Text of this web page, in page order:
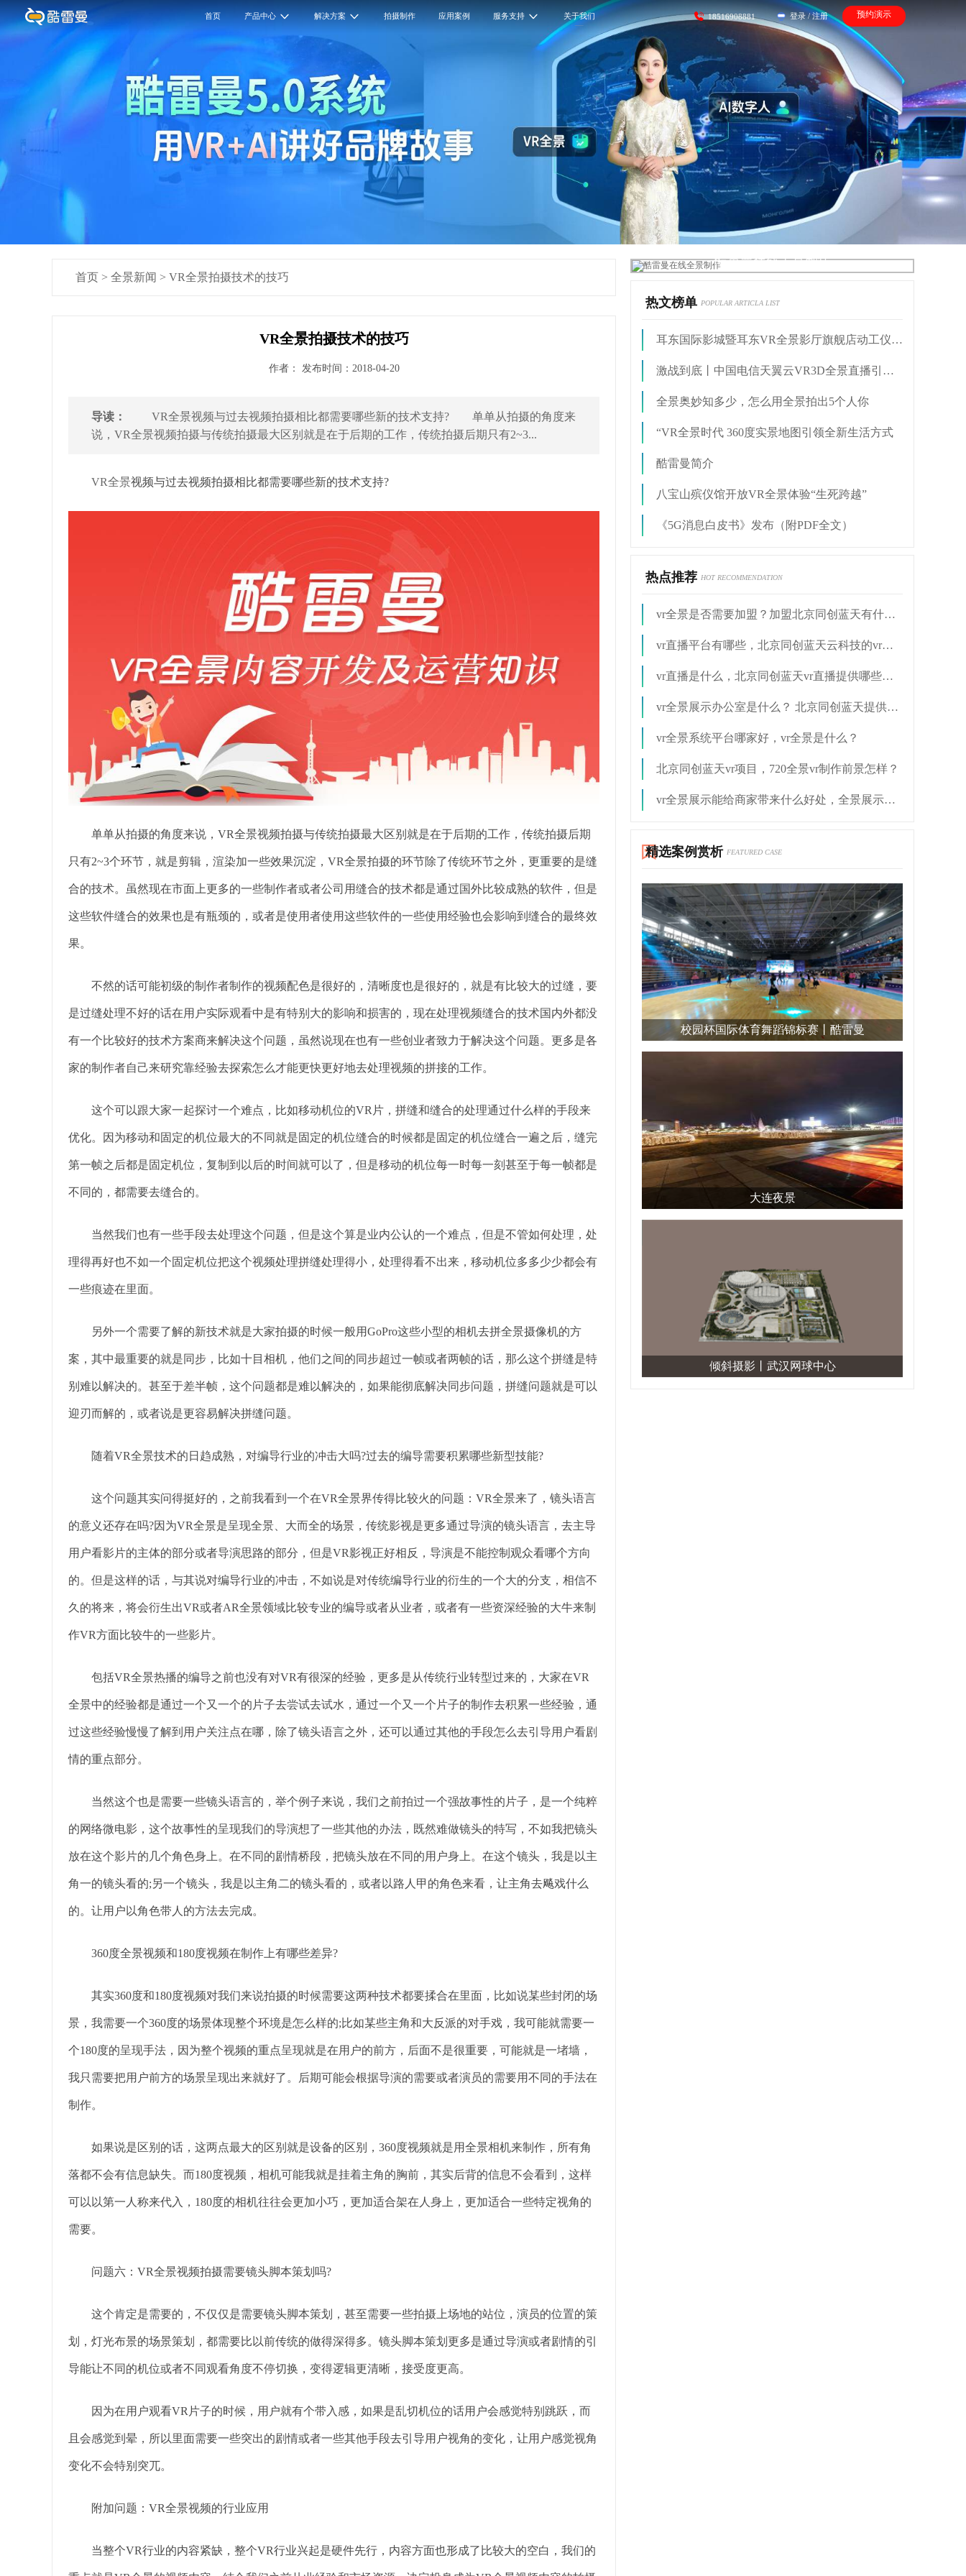
首页 产品中心 解决方案 拍摄制作 应用案例 服务支持 关于我们 18516908881 登录 / 注册 预约演示
首页 > 全景新闻 > VR全景拍摄技术的技巧
VR全景拍摄技术的技巧
作者： 发布时间：2018-04-20
导读：
VR全景视频与过去视频拍摄相比都需要哪些新的技术支持? 单单从拍摄的角度来
说，VR全景视频拍摄与传统拍摄最大区别就是在于后期的工作，传统拍摄后期只有2~3...
VR全景视频与过去视频拍摄相比都需要哪些新的技术支持?
单单从拍摄的角度来说，VR全景视频拍摄与传统拍摄最大区别就是在于后期的工作，传统拍摄后期
只有2~3个环节，就是剪辑，渲染加一些效果沉淀，VR全景拍摄的环节除了传统环节之外，更重要的是缝
合的技术。虽然现在市面上更多的一些制作者或者公司用缝合的技术都是通过国外比较成熟的软件，但是
这些软件缝合的效果也是有瓶颈的，或者是使用者使用这些软件的一些使用经验也会影响到缝合的最终效
果。
不然的话可能初级的制作者制作的视频配色是很好的，清晰度也是很好的，就是有比较大的过缝，要
是过缝处理不好的话在用户实际观看中是有特别大的影响和损害的，现在处理视频缝合的技术国内外都没
有一个比较好的技术方案商来解决这个问题，虽然说现在也有一些创业者致力于解决这个问题。更多是各
家的制作者自己来研究靠经验去探索怎么才能更快更好地去处理视频的拼接的工作。
这个可以跟大家一起探讨一个难点，比如移动机位的VR片，拼缝和缝合的处理通过什么样的手段来
优化。因为移动和固定的机位最大的不同就是固定的机位缝合的时候都是固定的机位缝合一遍之后，缝完
第一帧之后都是固定机位，复制到以后的时间就可以了，但是移动的机位每一时每一刻甚至于每一帧都是
不同的，都需要去缝合的。
当然我们也有一些手段去处理这个问题，但是这个算是业内公认的一个难点，但是不管如何处理，处
理得再好也不如一个固定机位把这个视频处理拼缝处理得小，处理得看不出来，移动机位多多少少都会有
一些痕迹在里面。
另外一个需要了解的新技术就是大家拍摄的时候一般用GoPro这些小型的相机去拼全景摄像机的方
案，其中最重要的就是同步，比如十目相机，他们之间的同步超过一帧或者两帧的话，那么这个拼缝是特
别难以解决的。甚至于差半帧，这个问题都是难以解决的，如果能彻底解决同步问题，拼缝问题就是可以
迎刃而解的，或者说是更容易解决拼缝问题。
随着VR全景技术的日趋成熟，对编导行业的冲击大吗?过去的编导需要积累哪些新型技能?
这个问题其实问得挺好的，之前我看到一个在VR全景界传得比较火的问题：VR全景来了，镜头语言
的意义还存在吗?因为VR全景是呈现全景、大而全的场景，传统影视是更多通过导演的镜头语言，去主导
用户看影片的主体的部分或者导演思路的部分，但是VR影视正好相反，导演是不能控制观众看哪个方向
的。但是这样的话，与其说对编导行业的冲击，不如说是对传统编导行业的衍生的一个大的分支，相信不
久的将来，将会衍生出VR或者AR全景领域比较专业的编导或者从业者，或者有一些资深经验的大牛来制
作VR方面比较牛的一些影片。
包括VR全景热播的编导之前也没有对VR有很深的经验，更多是从传统行业转型过来的，大家在VR
全景中的经验都是通过一个又一个的片子去尝试去试水，通过一个又一个片子的制作去积累一些经验，通
过这些经验慢慢了解到用户关注点在哪，除了镜头语言之外，还可以通过其他的手段怎么去引导用户看剧
情的重点部分。
当然这个也是需要一些镜头语言的，举个例子来说，我们之前拍过一个强故事性的片子，是一个纯粹
的网络微电影，这个故事性的呈现我们的导演想了一些其他的办法，既然难做镜头的特写，不如我把镜头
放在这个影片的几个角色身上。在不同的剧情桥段，把镜头放在不同的用户身上。在这个镜头，我是以主
角一的镜头看的;另一个镜头，我是以主角二的镜头看的，或者以路人甲的角色来看，让主角去飚戏什么
的。让用户以角色带人的方法去完成。
360度全景视频和180度视频在制作上有哪些差异?
其实360度和180度视频对我们来说拍摄的时候需要这两种技术都要揉合在里面，比如说某些封闭的场
景，我需要一个360度的场景体现整个环境是怎么样的;比如某些主角和大反派的对手戏，我可能就需要一
个180度的呈现手法，因为整个视频的重点呈现就是在用户的前方，后面不是很重要，可能就是一堵墙，
我只需要把用户前方的场景呈现出来就好了。后期可能会根据导演的需要或者演员的需要用不同的手法在
制作。
如果说是区别的话，这两点最大的区别就是设备的区别，360度视频就是用全景相机来制作，所有角
落都不会有信息缺失。而180度视频，相机可能我就是挂着主角的胸前，其实后背的信息不会看到，这样
可以以第一人称来代入，180度的相机往往会更加小巧，更加适合架在人身上，更加适合一些特定视角的
需要。
问题六：VR全景视频拍摄需要镜头脚本策划吗?
这个肯定是需要的，不仅仅是需要镜头脚本策划，甚至需要一些拍摄上场地的站位，演员的位置的策
划，灯光布景的场景策划，都需要比以前传统的做得深得多。镜头脚本策划更多是通过导演或者剧情的引
导能让不同的机位或者不同观看角度不停切换，变得逻辑更清晰，接受度更高。
因为在用户观看VR片子的时候，用户就有个带入感，如果是乱切机位的话用户会感觉特别跳跃，而
且会感觉到晕，所以里面需要一些突出的剧情或者一些其他手段去引导用户视角的变化，让用户感觉视角
变化不会特别突兀。
附加问题：VR全景视频的行业应用
当整个VR行业的内容紧缺，整个VR行业兴起是硬件先行，内容方面也形成了比较大的空白，我们的
酷雷曼在线全景制作
热文榜单 POPULAR ARTICLA LIST
耳东国际影城暨耳东VR全景影厅旗舰店动工仪式盛大举行
激战到底丨中国电信天翼云VR3D全景直播引燃拳击热火
全景奥妙知多少，怎么用全景拍出5个人你
“VR全景时代 360度实景地图引领全新生活方式
酷雷曼简介
八宝山殡仪馆开放VR全景体验“生死跨越”
《5G消息白皮书》发布（附PDF全文）
热点推荐 HOT RECOMMENDATION
vr全景是否需要加盟？加盟北京同创蓝天有什么优势？
vr直播平台有哪些，北京同创蓝天云科技的vr直播平台好吗？
vr直播是什么，北京同创蓝天vr直播提供哪些解决方案？
vr全景展示办公室是什么？ 北京同创蓝天提供什么支持
vr全景系统平台哪家好，vr全景是什么？
北京同创蓝天vr项目，720全景vr制作前景怎样？
vr全景展示能给商家带来什么好处，全景展示是什么？
精选案例赏析 FEATURED CASE
校园杯国际体育舞蹈锦标赛丨酷雷曼
大连夜景
倾斜摄影丨武汉网球中心